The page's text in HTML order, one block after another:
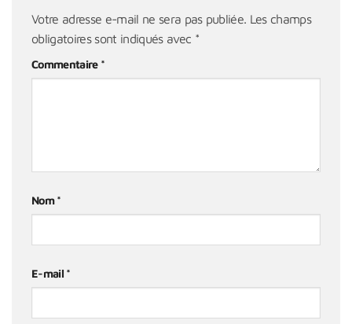
Votre adresse e-mail ne sera pas publiée. Les champs
obligatoires sont indiqués avec *
Commentaire *
Nom*
E-mail *